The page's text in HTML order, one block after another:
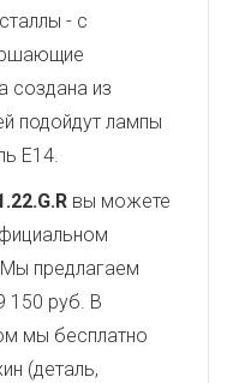
- с
создана из
подойдут лампы
E14.
вы можете
Мы предлагаем
150 руб. В
мы бесплатно
(деталь,